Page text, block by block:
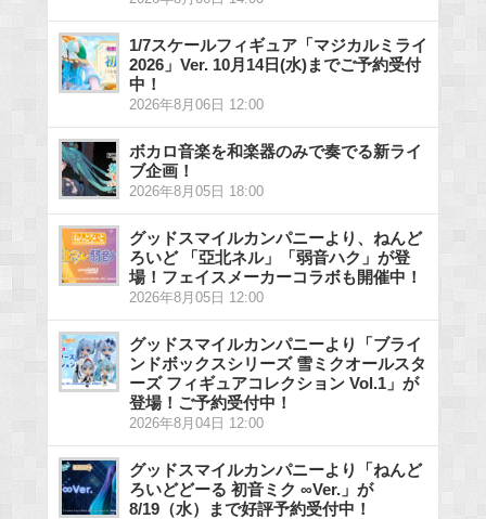
1/7スケールフィギュア「マジカルミライ
2026」Ver. 10月14日(水)までご予約受付
中！
2026年8月06日 12:00
ボカロ音楽を和楽器のみで奏でる新ライ
ブ企画！
2026年8月05日 18:00
グッドスマイルカンパニーより、ねんど
ろいど 「亞北ネル」「弱音ハク」が登
場！フェイスメーカーコラボも開催中！
2026年8月05日 12:00
グッドスマイルカンパニーより「ブライ
ンドボックスシリーズ 雪ミクオールスタ
ーズ フィギュアコレクション Vol.1」が
登場！ご予約受付中！
2026年8月04日 12:00
グッドスマイルカンパニーより「ねんど
ろいどどーる 初音ミク ∞Ver.」が
8/19（水）まで好評予約受付中！